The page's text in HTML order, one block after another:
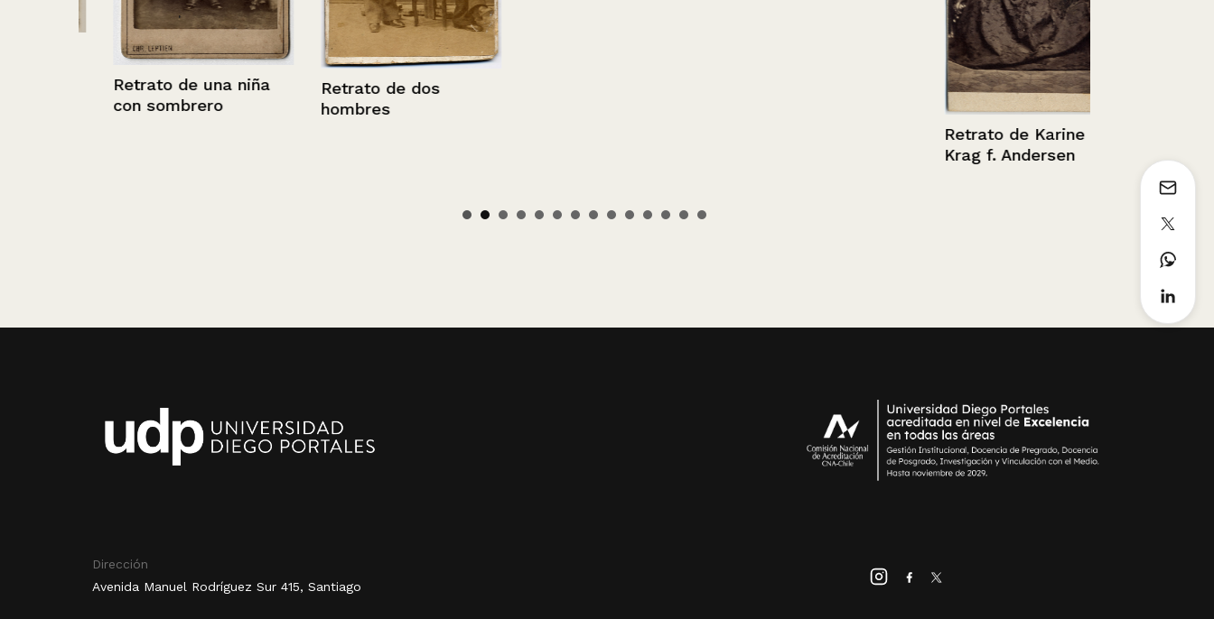
Retrato de una niña
con sombrero
Retrato de dos
hombres
Retrato de Karine
Krag f. Andersen
Dirección
Avenida Manuel Rodríguez Sur 415, Santiago